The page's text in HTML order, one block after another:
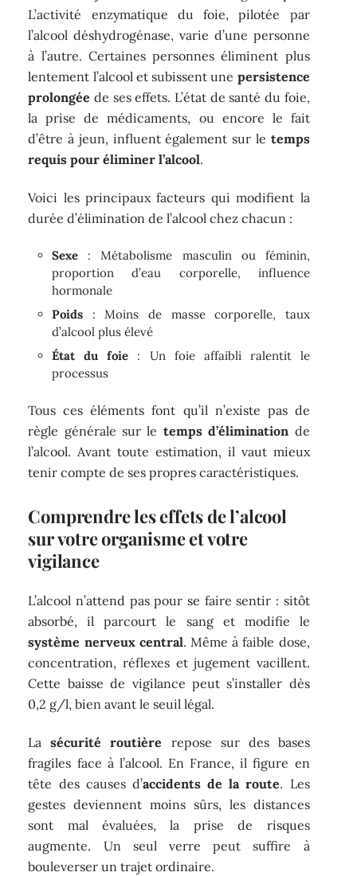
L’activité enzymatique du foie, pilotée par
l’alcool déshydrogénase, varie d’une personne
à l’autre. Certaines personnes éliminent plus
lentement l’alcool et subissent une persistence
prolongée de ses effets. L’état de santé du foie,
la prise de médicaments, ou encore le fait
d’être à jeun, influent également sur le temps
requis pour éliminer l’alcool.
Voici les principaux facteurs qui modifient la
durée d’élimination de l’alcool chez chacun :
Sexe : Métabolisme masculin ou féminin,
proportion d’eau corporelle, influence
hormonale
Poids : Moins de masse corporelle, taux
d’alcool plus élevé
État du foie : Un foie affaibli ralentit le
processus
Tous ces éléments font qu’il n’existe pas de
règle générale sur le temps d’élimination de
l’alcool. Avant toute estimation, il vaut mieux
tenir compte de ses propres caractéristiques.
Comprendre les effets de l’alcool
sur votre organisme et votre
vigilance
L’alcool n’attend pas pour se faire sentir : sitôt
absorbé, il parcourt le sang et modifie le
système nerveux central. Même à faible dose,
concentration, réflexes et jugement vacillent.
Cette baisse de vigilance peut s’installer dès
0,2 g/l, bien avant le seuil légal.
Lasécurité routière repose sur des bases
fragiles face à l’alcool. En France, il figure en
tête des causes d’accidents de la route. Les
gestes deviennent moins sûrs, les distances
sont mal évaluées, la prise de risques
augmente. Un seul verre peut suffire à
bouleverser un trajet ordinaire.